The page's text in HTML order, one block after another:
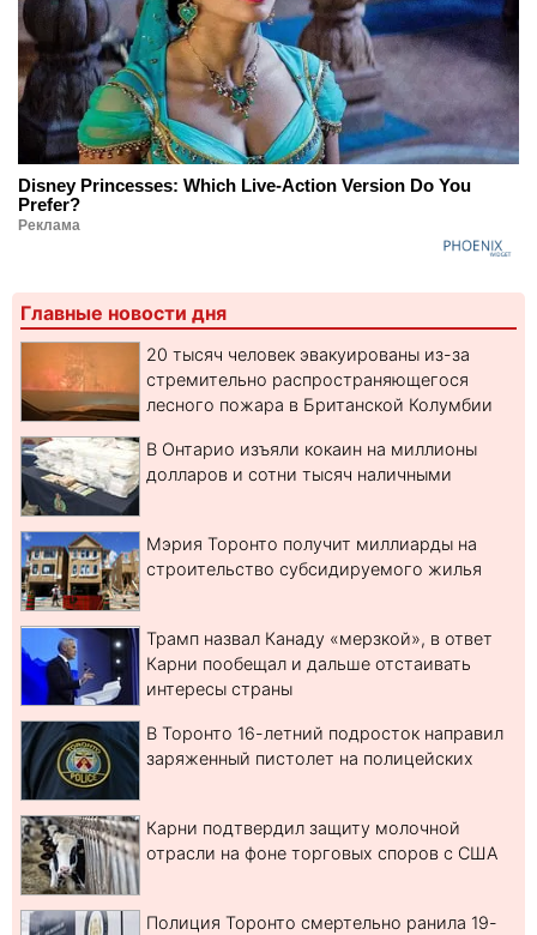
Disney Princesses: Which Live-Action Version Do You
Prefer?
Реклама
Главные новости дня
20 тысяч человек эвакуированы из-за
стремительно распространяющегося
лесного пожара в Британской Колумбии
В Онтарио изъяли кокаин на миллионы
долларов и сотни тысяч наличными
Мэрия Торонто получит миллиарды на
строительство субсидируемого жилья
Трамп назвал Канаду «мерзкой», в ответ
Карни пообещал и дальше отстаивать
интересы страны
В Торонто 16-летний подросток направил
заряженный пистолет на полицейских
Карни подтвердил защиту молочной
отрасли на фоне торговых споров с США
Полиция Торонто смертельно ранила 19-